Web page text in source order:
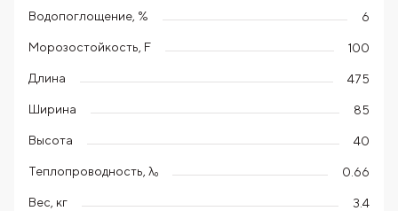
Водопоглощение, % 6
Морозостойкость, F 100
Длина 475
Ширина 85
Высота 40
Теплопроводность, λ₀ 0.66
Вес, кг 3.4